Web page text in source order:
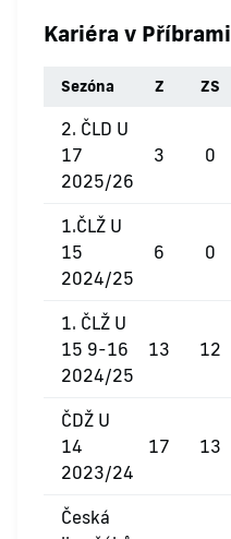
Kariéra v Příbrami
Sezóna Z ZS
2. ČLD U
17
2025/26
3 0
1.ČLŽ U
15
2024/25
6 0
1. ČLŽ U
15 9-16
2024/25
13 12
ČDŽ U
14
2023/24
17 13
Česká